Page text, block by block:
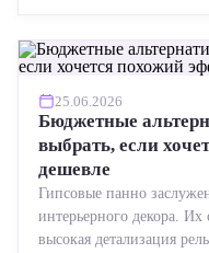
25.06.2026
Бюджетные
выбрать, если
дешевле
Гипсовые панно
интерьерного декора. Их
высокая детализация